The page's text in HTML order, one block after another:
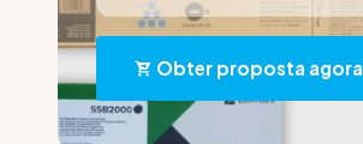
Obter proposta agora